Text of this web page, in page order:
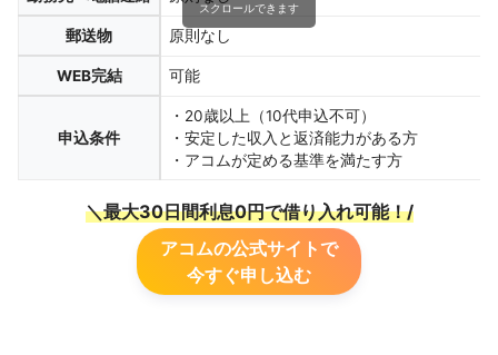
郵送物 原則なし
WEB完結 可能
申込条件
・20歳以上（10代申込不可）
・安定した収入と返済能力がある方
・アコムが定める基準を満たす方
スクロールできます
＼最大30日間利息0円で借り入れ可能！/
アコムの公式サイトで
今すぐ申し込む